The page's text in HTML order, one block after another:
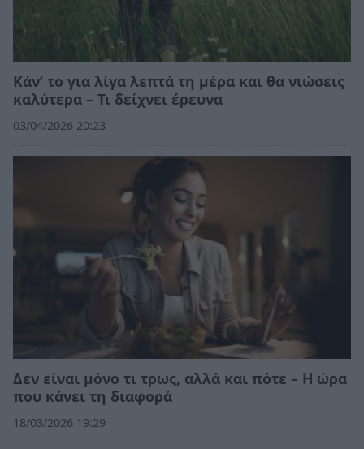
Κάν’ το για λίγα λεπτά τη μέρα και θα νιώσεις
καλύτερα – Τι δείχνει έρευνα
03/04/2026 20:23
Δεν είναι μόνο τι τρως, αλλά και πότε – Η ώρα
που κάνει τη διαφορά
18/03/2026 19:29